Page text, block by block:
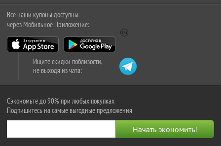
Все наши купоны доступны
через Мобильное Приложение:
Ищите скидки поблизости,
не выходя из чата:
Сэкономьте до 90% при любых покупках
Подпишитесь на самые выгодные предложения